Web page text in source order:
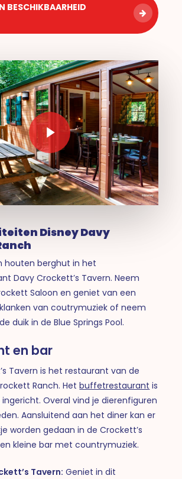
BESCHIKBAARHEID
Play Video
Disney Davy
houten berghut in het
Davy Crockett’s Tavern. Neem
Saloon en geniet van een
van coutrymuziek of neem
duik in de Blue Springs Pool.
en bar
Tavern is het restaurant van de
Ranch. Hetbuffetrestaurant is
Overal vind je dierenfiguren
Aansluitend aan het diner kan er
worden gedaan in de Crockett’s
kleine bar met countrymuziek.
Tavern: Geniet in dit